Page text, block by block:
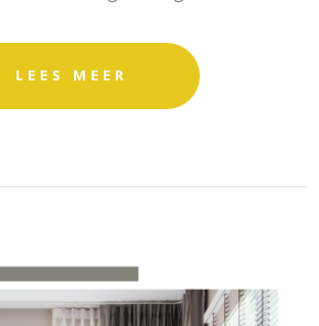
LEES MEER